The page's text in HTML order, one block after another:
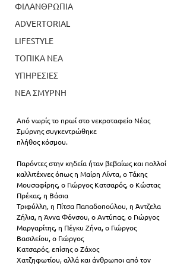
ΦΙΛΑΝΘΡΩΠΙΑ
ADVERTORIAL
LIFESTYLE
ΤΟΠΙΚΑ ΝΕΑ
ΥΠΗΡΕΣΙΕΣ
ΝΕΑ ΣΜΥΡΝΗ
Από νωρίς το πρωί στο νεκροταφείο Νέας
Σμύρνης συγκεντρώθηκε
πλήθος κόσμου.
Παρόντες στην κηδεία ήταν βεβαίως και πολλοί
καλλιτέχνες όπως η Μαίρη Λίντα, ο Τάκης
Μουσαφίρης, ο Γιώργος Κατσαρός, ο Κώστας
Πρέκας, η Βάσια
Τριφύλλη, η Πίτσα Παπαδοπούλου, η Άντζελα
Ζήλια, η Άννα Φόνσου, ο Αντύπας, ο Γιώργος
Μαργαρίτης, η Πέγκυ Ζήνα, ο Γιώργος
Βασιλείου, ο Γιώργος
Κατσαρός, επίσης ο Ζάχος
Χατζηφωτίου, αλλά και άνθρωποι από τον